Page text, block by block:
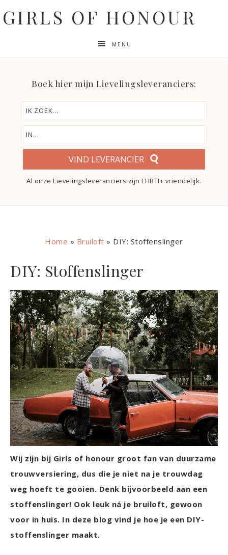
GIRLS OF HONOUR
MENU
Boek hier mijn Lievelingsleveranciers:
VIND LEVERANCIER
Al onze Lievelingsleveranciers zijn LHBTI+ vriendelijk.
Home » Bruiloft » DIY: Stoffenslinger
DIY: Stoffenslinger
Wij zijn bij Girls of honour groot fan van duurzame
trouwversiering, dus die je niet na je trouwdag
weg hoeft te gooien. Denk bijvoorbeeld aan een
stoffenslinger! Ook leuk ná je bruiloft, gewoon
voor in huis. In deze blog vind je hoe je een DIY-
stoffenslinger maakt.